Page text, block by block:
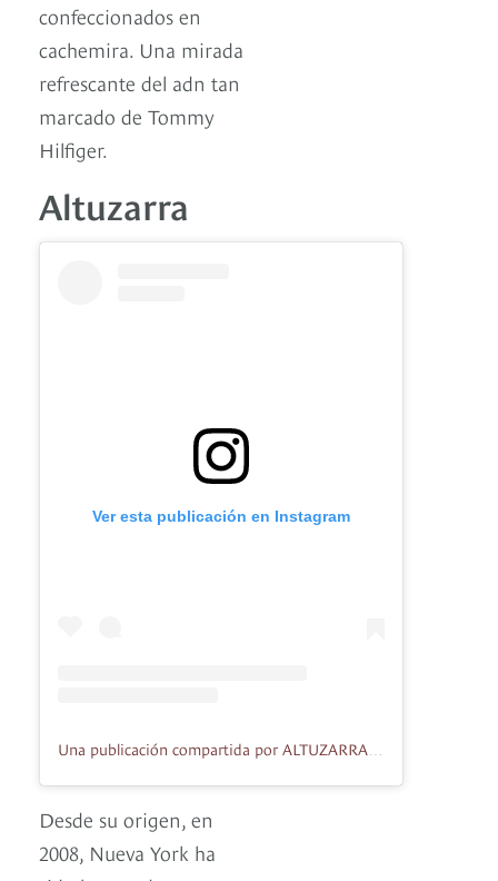
confeccionados en
cachemira. Una mirada
refrescante del adn tan
marcado de Tommy
Hilfiger.
Altuzarra
Ver esta publicación en Instagram
Una publicación compartida por ALTUZARRA (@altuzarra)
Desde su origen, en
2008, Nueva York ha